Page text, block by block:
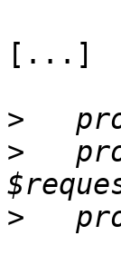
[...]
>
>
>